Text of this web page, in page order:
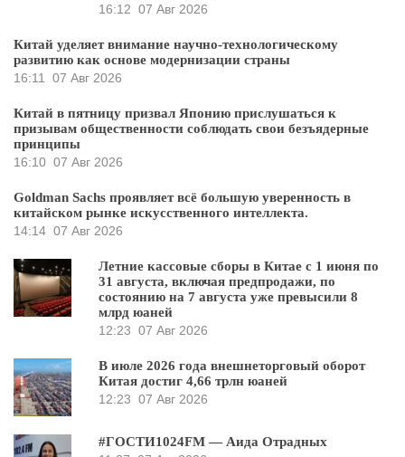
16:12 07 Авг 2026
Китай уделяет внимание научно-технологическому
развитию как основе модернизации страны
16:11 07 Авг 2026
Китай в пятницу призвал Японию прислушаться к
призывам общественности соблюдать свои безъядерные
принципы
16:10 07 Авг 2026
Goldman Sachs проявляет всё большую уверенность в
китайском рынке искусственного интеллекта.
14:14 07 Авг 2026
Летние кассовые сборы в Китае с 1 июня по
31 августа, включая предпродажи, по
состоянию на 7 августа уже превысили 8
млрд юаней
12:23 07 Авг 2026
В июле 2026 года внешнеторговый оборот
Китая достиг 4,66 трлн юаней
12:23 07 Авг 2026
#ГОСТИ1024FM — Аида Отрадных